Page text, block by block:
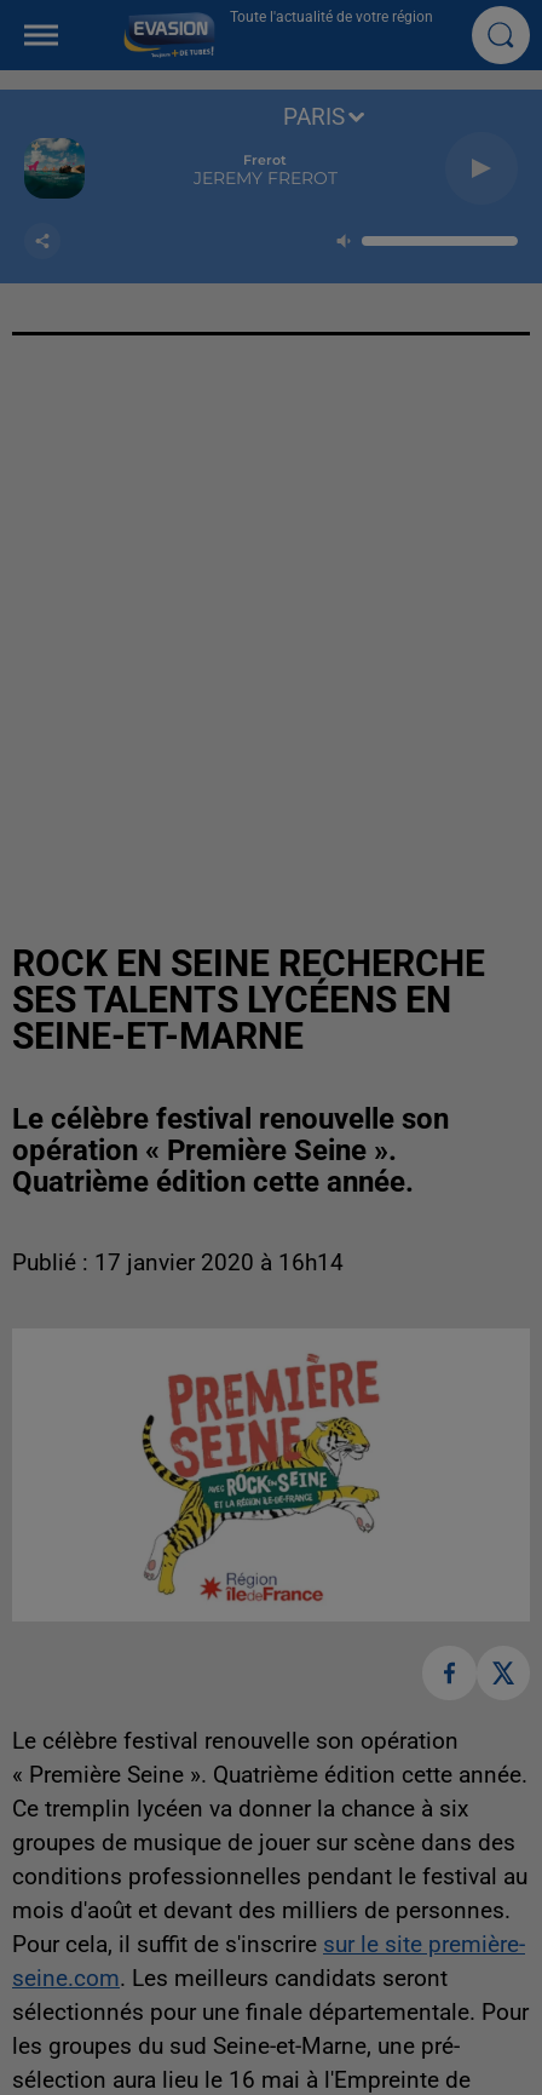
Toute l'actualité de votre région
Frerot
JEREMY FREROT
PARIS
ROCK EN SEINE RECHERCHE
SES TALENTS LYCÉENS EN
SEINE-ET-MARNE
Le célèbre festival renouvelle son
opération « Première Seine ».
Quatrième édition cette année.
Publié : 17 janvier 2020 à 16h14
Le célèbre festival renouvelle son opération
« Première Seine ». Quatrième édition cette année.
Ce tremplin lycéen va donner la chance à six
groupes de musique de jouer sur scène dans des
conditions professionnelles pendant le festival au
mois d'août et devant des milliers de personnes.
Pour cela, il suffit de s'inscrire sur le site première-
seine.com. Les meilleurs candidats seront
sélectionnés pour une finale départementale. Pour
les groupes du sud Seine-et-Marne, une pré-
sélection aura lieu le 16 mai à l'Empreinte de